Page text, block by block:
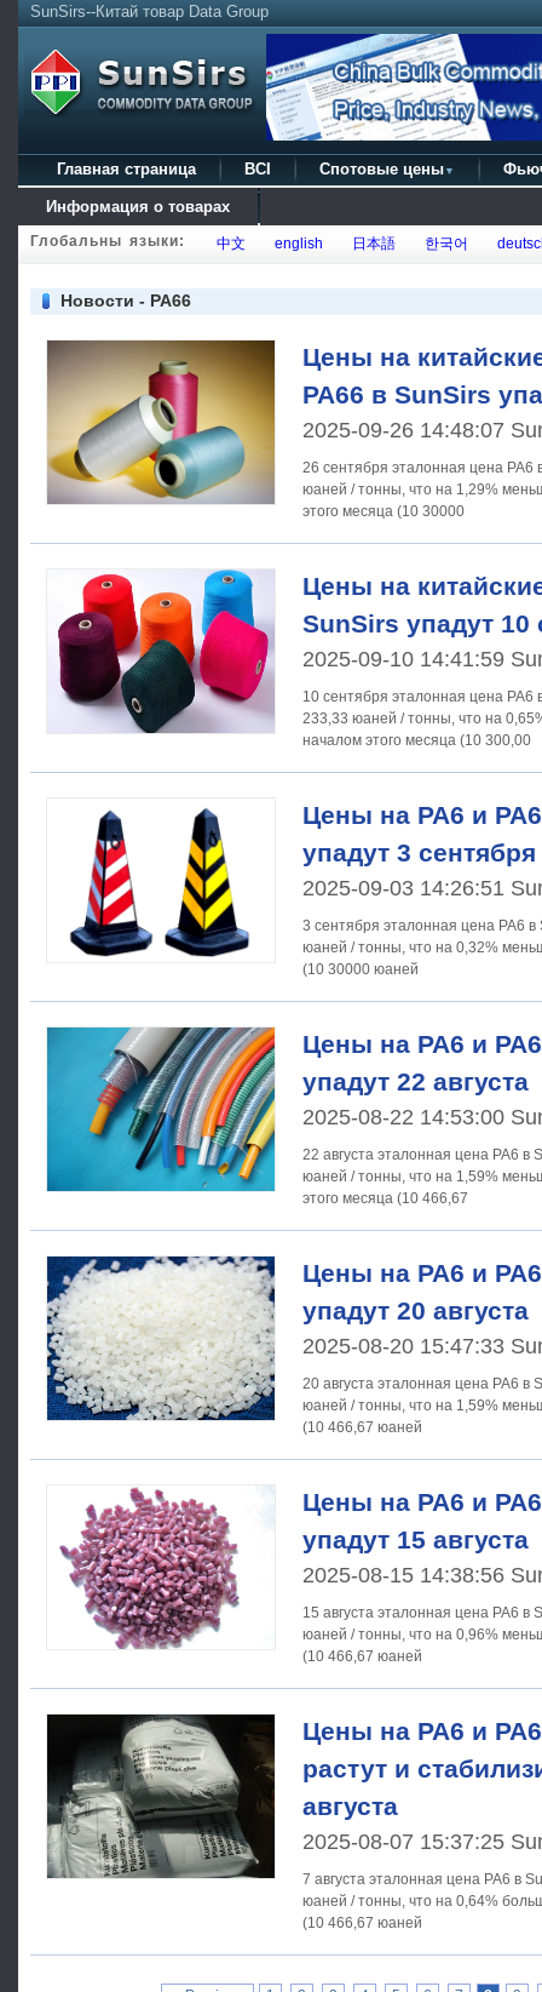
SunSirs--Китай товар Data Group
Главная страница BCI Спотовые цены ▼
Информация о товарах
Глобальны языки: 中文 english 日本語 한국어
Новости - PA66
Цены на
PA66 в SunSirs
2025-09-26 14:48:07
26 сентября эталонная цена PA6
юаней / тонны, что на 1,29%
этого месяца (10 30000
Цены на
SunSirs упадут 10
2025-09-10 14:41:59
10 сентября эталонная цена PA6
233,33 юаней / тонны, что на
началом этого месяца (10 300,00
Цены на PA6 и
упадут 3 сентября
2025-09-03 14:26:51
3 сентября эталонная цена PA6
юаней / тонны, что на 0,32%
(10 30000 юаней
Цены на PA6 и
упадут 22 августа
2025-08-22 14:53:00
22 августа эталонная цена PA6 в
юаней / тонны, что на 1,59%
этого месяца (10 466,67
Цены на PA6 и
упадут 20 августа
2025-08-20 15:47:33
20 августа эталонная цена PA6 в
юаней / тонны, что на 1,59%
(10 466,67 юаней
Цены на PA6 и
упадут 15 августа
2025-08-15 14:38:56
15 августа эталонная цена PA6 в
юаней / тонны, что на 0,96%
(10 466,67 юаней
Цены на PA6 и
растут и
августа
2025-08-07 15:37:25
7 августа эталонная цена PA6 в
юаней / тонны, что на 0,64%
(10 466,67 юаней